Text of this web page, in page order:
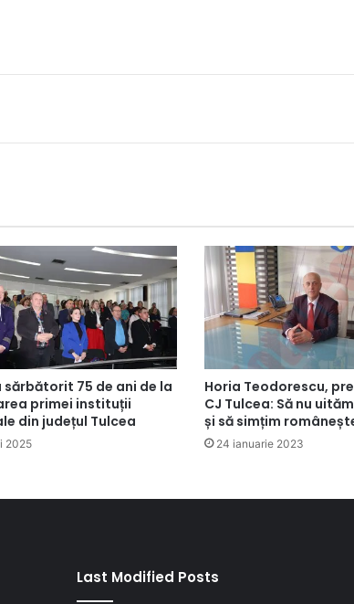
sărbătorit 75 de ani de la
primei instituții
din județul Tulcea
2025
Horia Teodorescu,
CJ Tulcea: Să nu
și să simțim
24 ianuarie 2023
Last Modified Posts